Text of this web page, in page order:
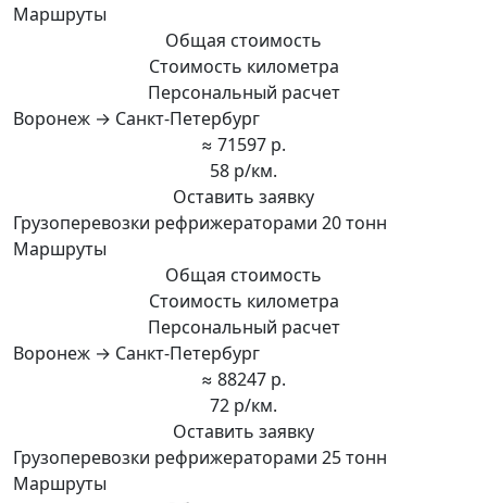
Маршруты
Общая стоимость
Стоимость километра
Персональный расчет
Воронеж → Санкт-Петербург
≈ 71597 р.
58 р/км.
Оставить заявку
Грузоперевозки рефрижераторами 20 тонн
Маршруты
Общая стоимость
Стоимость километра
Персональный расчет
Воронеж → Санкт-Петербург
≈ 88247 р.
72 р/км.
Оставить заявку
Грузоперевозки рефрижераторами 25 тонн
Маршруты